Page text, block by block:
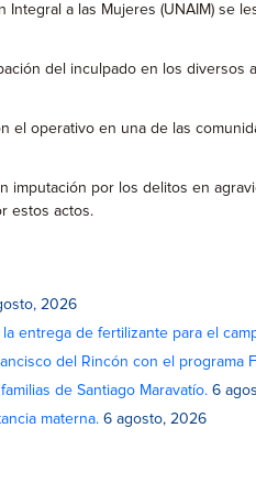
a las Mujeres (UNAIM)
del inculpado en los
el operativo en una de las
imputación por los delitos en
estos actos.
2026
entrega de fertilizante para el
del Rincón con el programa
de Santiago Maravatío. 6
materna. 6 agosto, 2026